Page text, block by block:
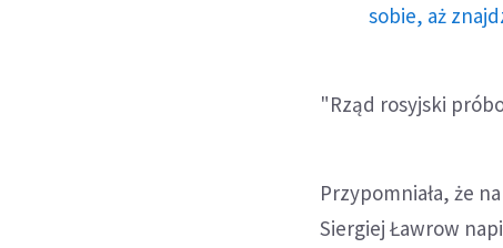
sobie, aż
"Rząd rosyjski
Przypomniała, że
Siergiej Ławrow